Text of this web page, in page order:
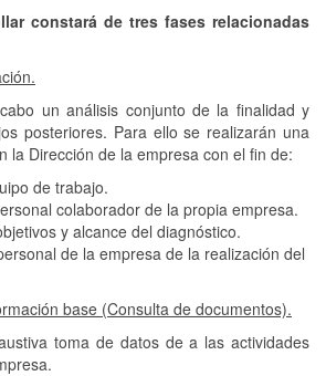
constará de tres fases relacionadas
un análisis conjunto de la finalidad y
posteriores. Para ello se realizarán una
la Dirección de la empresa con el fin de:
de trabajo.
colaborador de la propia empresa.
y alcance del diagnóstico.
de la empresa de la realización del
base (Consulta de documentos).
toma de datos de a las actividades